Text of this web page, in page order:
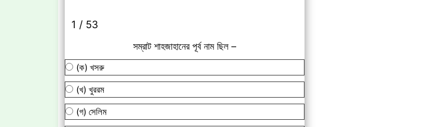
1 / 53
সম্রাট শাহজাহানের পূর্ব নাম ছিল –
(ক) খসরু
(খ) খুররম
(গ) সেলিম